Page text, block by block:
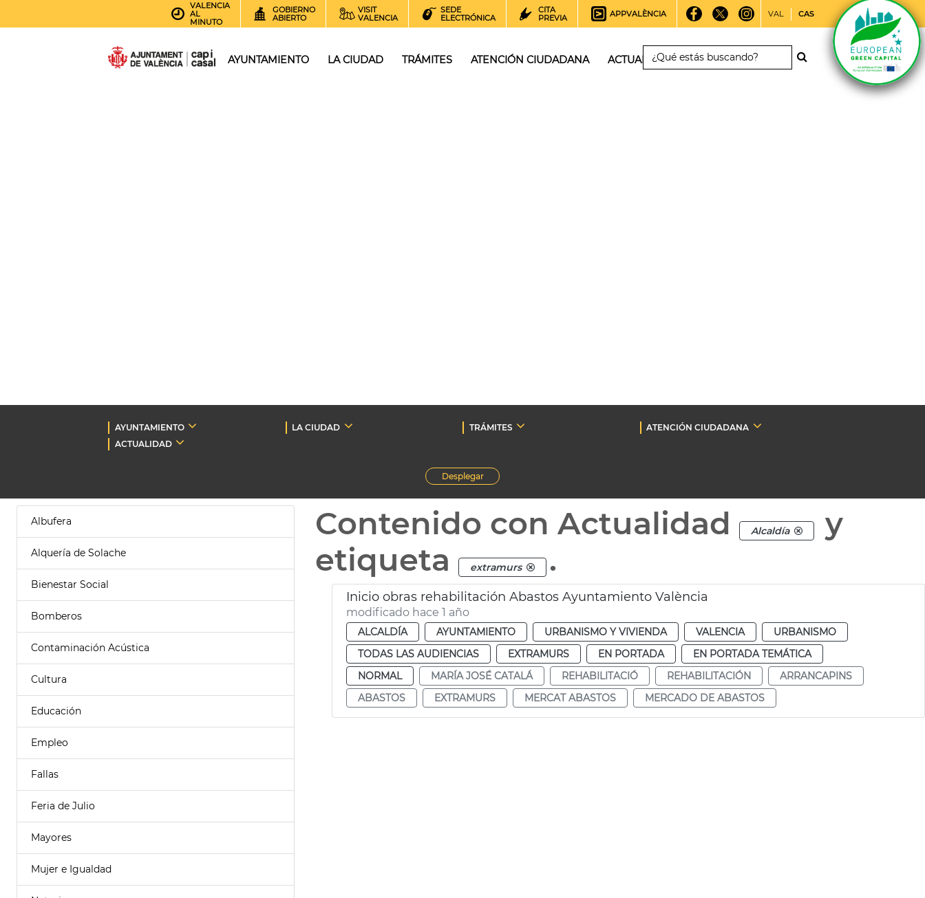
VALENCIA
AL
MINUTO
GOBIERNO
ABIERTO
VISIT
VALENCIA
SEDE
ELECTRÓNICA
CITA
PREVIA
APPVALÈNCIA VAL CAS
AYUNTAMIENTO LA CIUDAD TRÁMITES ATENCIÓN CIUDADANA ACTUALIDAD
AYUNTAMIENTO LA CIUDAD TRÁMITES
ATENCIÓN CIUDADANA
ACTUALIDAD
Desplegar
Albufera
Alquería de Solache
Bienestar Social
Bomberos
Contaminación Acústica
Cultura
Educación
Empleo
Fallas
Feria de Julio
Mayores
Mujer e Igualdad
Contenido con Actualidad Alcaldía
y
etiqueta
extramurs .
Inicio obras rehabilitación Abastos Ayuntamiento València
modificado hace 1 año
ALCALDÍA AYUNTAMIENTO URBANISMO Y VIVIENDA VALENCIA
URBANISMO
TODAS LAS AUDIENCIAS
EXTRAMURS EN PORTADA
EN PORTADA TEMÁTICA
NORMAL
MARÍA JOSÉ CATALÁ REHABILITACIÓ REHABILITACIÓN
ARRANCAPINS
ABASTOS
EXTRAMURS MERCAT ABASTOS MERCADO DE ABASTOS